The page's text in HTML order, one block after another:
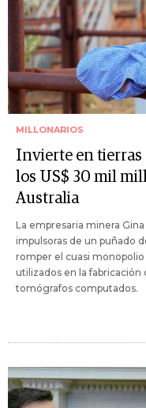
MILLONARIOS
Invierte en tierras
los US$ 30 mil
Australia
La empresaria minera
impulsoras de un puñado
romper el cuasi
utilizados en la
tomógrafos computados.